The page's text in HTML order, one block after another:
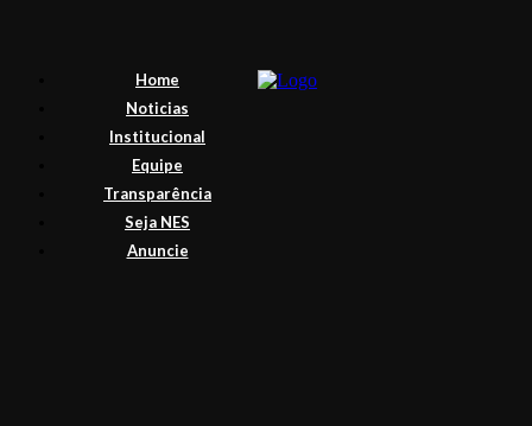
Home
Noticias
Institucional
Equipe
Transparência
Seja NES
Anuncie